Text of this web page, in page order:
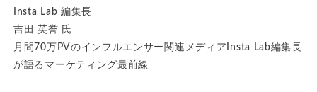
Insta Lab 編集長
吉田 英誉 氏
月間70万PVのインフルエンサー関連メディアInsta Lab編集長
が語るマーケティング最前線